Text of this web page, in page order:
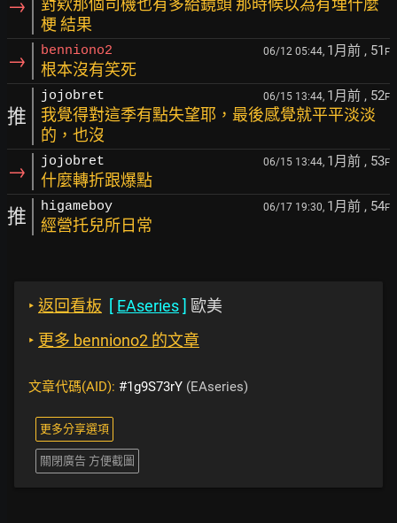
→
對欸那個司機也有多給鏡頭 那時候以為有埋什麼
梗 結果
→ benniono2 06/12 05:44, 1月前 , 51 F
根本沒有笑死
推
jojobret 06/15 13:44, 1月前 , 52F
我覺得對這季有點失望耶，最後感覺就平平淡淡
的，也沒
→ jojobret 06/15 13:44, 1月前 , 53F
什麼轉折跟爆點
推 higameboy 06/17 19:30, 1月前 , 54F
經營托兒所日常
‣ 返回看板 [ EAseries] 歐美
‣ 更多 benniono2 的文章
文章代碼(AID): #1g9S73rY (EAseries)
更多分享選項
關閉廣告 方便截圖